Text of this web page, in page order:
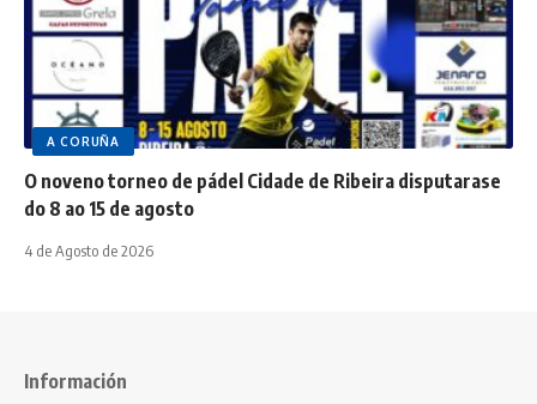
A CORUÑA
O noveno torneo de pádel Cidade de Ribeira disputarase
do 8 ao 15 de agosto
4 de Agosto de 2026
Información